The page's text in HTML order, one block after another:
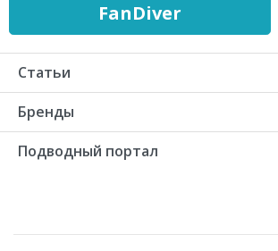
FanDiver
Статьи
Бренды
Подводный портал